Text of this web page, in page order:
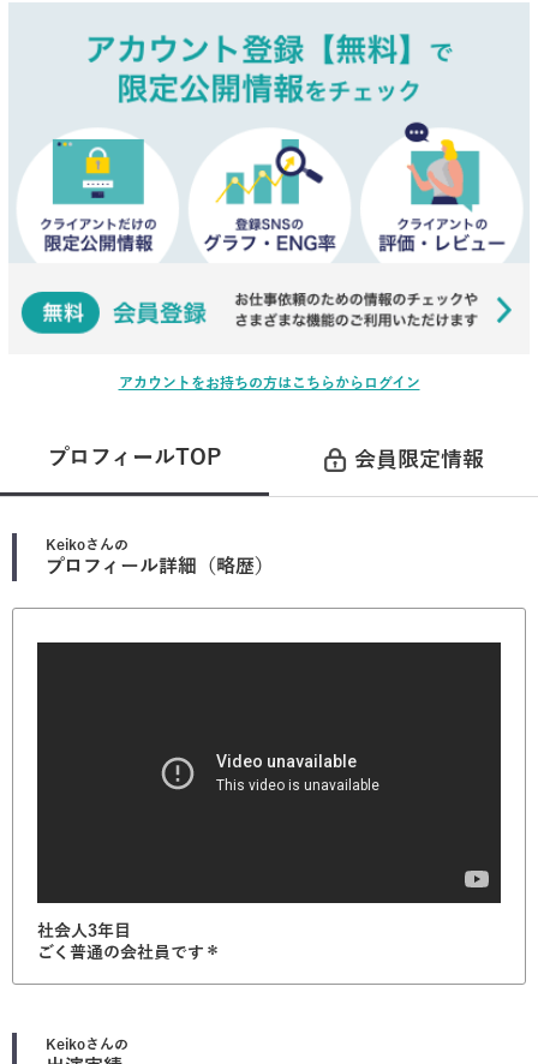
アカウントをお持ちの方はこちらからログイン
プロフィールTOP 会員限定情報
Keikoさんの
プロフィール詳細（略歴）
社会人3年目
ごく普通の会社員です＊
Keikoさんの